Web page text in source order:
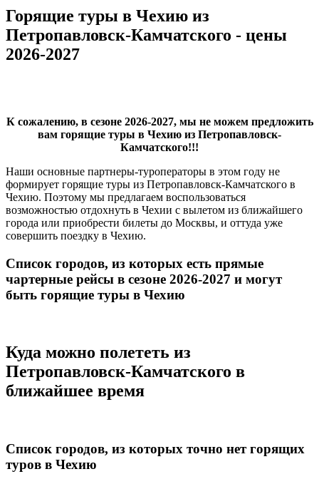
Горящие туры в Чехию из
Петропавловск-Камчатского - цены
2026-2027
К сожалению, в сезоне 2026-2027, мы не можем предложить
вам горящие туры в Чехию из Петропавловск-
Камчатского!!!
Наши основные партнеры-туроператоры в этом году не
формирует горящие туры из Петропавловск-Камчатского в
Чехию. Поэтому мы предлагаем воспользоваться
возможностью отдохнуть в Чехии с вылетом из ближайшего
города или приобрести билеты до Москвы, и оттуда уже
совершить поездку в Чехию.
Список городов, из которых есть прямые
чартерные рейсы в сезоне 2026-2027 и могут
быть горящие туры в Чехию
Куда можно полететь из
Петропавловск-Камчатского в
ближайшее время
Список городов, из которых точно нет горящих
туров в Чехию